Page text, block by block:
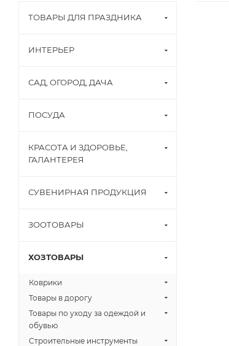
ТОВАРЫ ДЛЯ ПРАЗДНИКА
ИНТЕРЬЕР
САД, ОГОРОД, ДАЧА
ПОСУДА
КРАСОТА И ЗДОРОВЬЕ,
ГАЛАНТЕРЕЯ
СУВЕНИРНАЯ ПРОДУКЦИЯ
ЗООТОВАРЫ
ХОЗТОВАРЫ
Коврики
Товары в дорогу
Товары по уходу за одеждой и
обувью
Строительные инструменты